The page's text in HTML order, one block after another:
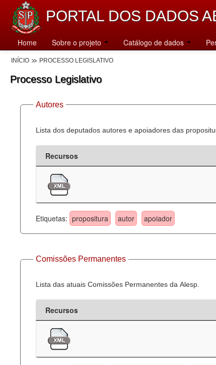
PORTAL DOS DADOS
Home Sobre o projeto Catálogo de dados
INÍCIO PROCESSO LEGISLATIVO
Processo Legislativo
Autores
Lista dos deputados autores e apoiadores das
Recursos
Etiquetas: propositura autor apoiador
Comissões Permanentes
Lista das atuais Comissões Permanentes da Alesp.
Recursos